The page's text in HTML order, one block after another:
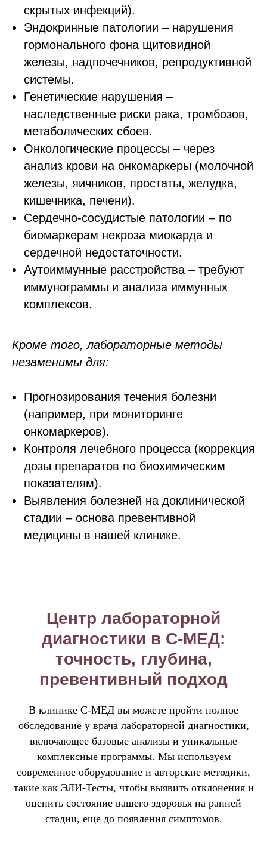
скрытых инфекций).
Эндокринные патологии – нарушения
гормонального фона щитовидной
железы, надпочечников, репродуктивной
системы.
Генетические нарушения –
наследственные риски рака, тромбозов,
метаболических сбоев.
Онкологические процессы – через
анализ крови на онкомаркеры (молочной
железы, яичников, простаты, желудка,
кишечника, печени).
Сердечно-сосудистые патологии – по
биомаркерам некроза миокарда и
сердечной недостаточности.
Аутоиммунные расстройства – требуют
иммунограммы и анализа иммунных
комплексов.
Кроме того, лабораторные методы
незаменимы для:
Прогнозирования течения болезни
(например, при мониторинге
онкомаркеров).
Контроля лечебного процесса (коррекция
дозы препаратов по биохимическим
показателям).
Выявления болезней на доклинической
стадии – основа превентивной
медицины в нашей клинике.
Центр лабораторной
диагностики в С-МЕД:
точность, глубина,
превентивный подход
В клинике С-МЕД вы можете пройти полное
обследование у врача лабораторной диагностики,
включающее базовые анализы и уникальные
комплексные программы. Мы используем
современное оборудование и авторские методики,
такие как ЭЛИ-Тесты, чтобы выявить отклонения и
оценить состояние вашего здоровья на ранней
стадии, еще до появления симптомов.